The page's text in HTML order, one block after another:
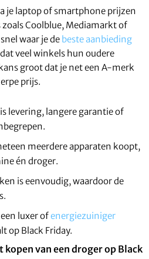
je laptop of smartphone prijzen
Coolblue, Mediamarkt of
waar je de beste aanbieding
veel winkels hun oudere
groot dat je net een A-merk
prijs.
levering, langere garantie of
meerdere apparaten koopt,
én droger.
is eenvoudig, waardoor de
luxer ofenergiezuiniger
op Black Friday.
van een droger op Black